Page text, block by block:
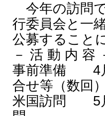
今年の訪問
行委員会と一
公募すること
－ 活 動 内 容
事前準備 4月
合せ等（数回）
米国訪問 5月